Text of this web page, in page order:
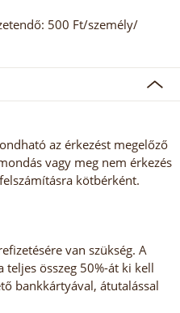
500 Ft/személy/
az érkezést megelőző
vagy meg nem érkezés
kötbérként.
van szükség. A
összeg 50%-át ki kell
bankkártyával, átutalással